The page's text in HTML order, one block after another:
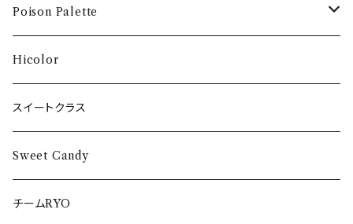
DVD
One of one Love タオル
DVD
POPPING☆SMILE タオル
DVD
ぺろぺろきゃんでぃ Tシャツ
DVD
CD
Poison Palette
DVD
Hicolor
スイートクラス
Sweet Candy
チームRYO